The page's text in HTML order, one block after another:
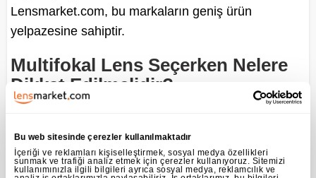
Bu web sitesinde çerezler kullanılmaktadır
İçeriği ve reklamları kişiselleştirmek, sosyal medya özellikleri
sunmak ve trafiği analiz etmek için çerezler kullanıyoruz. Sitemizi
kullanımınızla ilgili bilgileri ayrıca sosyal medya, reklamcılık ve
Lensmarket.com, bu markaların geniş ürün
yelpazesine sahiptir.
Multifokal Lens Seçerken Nelere
Dikkat Edilmelidir?
Her bireyin göz yapısı farklıdır. Bu nedenle lens
seçiminde kişisel ölçümler belirleyici olur. Kornea